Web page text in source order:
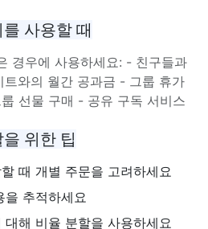
사용할 때
경우에 사용하세요: - 친구들과
와의 월간 공과금 - 그룹 휴가
선물 구매 - 공유 구독 서비스
위한 팁
때 개별 주문을 고려하세요
을 추적하세요
대해 비율 분할을 사용하세요